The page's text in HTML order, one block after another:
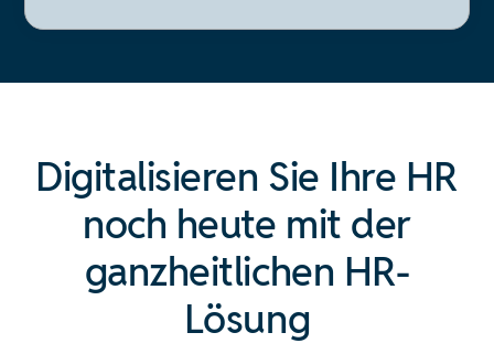
Digitalisieren Sie Ihre HR
noch heute mit der
ganzheitlichen HR-
Lösung